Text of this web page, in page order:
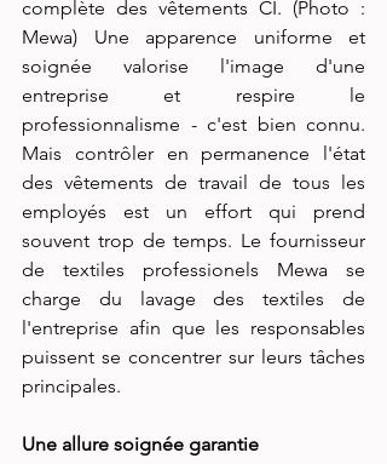
complète des vêtements CI. (Photo :
Mewa) Une apparence uniforme et
soignée valorise l'image d'une
entreprise et respire le
professionnalisme - c'est bien connu.
Mais contrôler en permanence l'état
des vêtements de travail de tous les
employés est un effort qui prend
souvent trop de temps. Le fournisseur
de textiles professionels Mewa se
charge du lavage des textiles de
l'entreprise afin que les responsables
puissent se concentrer sur leurs tâches
principales.
Une allure soignée garantie